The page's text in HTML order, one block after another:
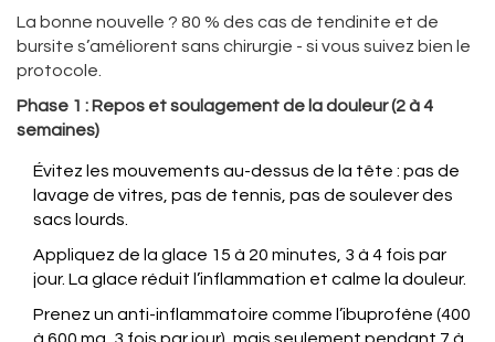
La bonne nouvelle ? 80 % des cas de tendinite et de
bursite s’améliorent sans chirurgie - si vous suivez bien le
protocole.
Phase 1 : Repos et soulagement de la douleur (2 à 4
semaines)
Évitez les mouvements au-dessus de la tête : pas de
lavage de vitres, pas de tennis, pas de soulever des
sacs lourds.
Appliquez de la glace 15 à 20 minutes, 3 à 4 fois par
jour. La glace réduit l’inflammation et calme la douleur.
Prenez un anti-inflammatoire comme l’ibuprofène (400